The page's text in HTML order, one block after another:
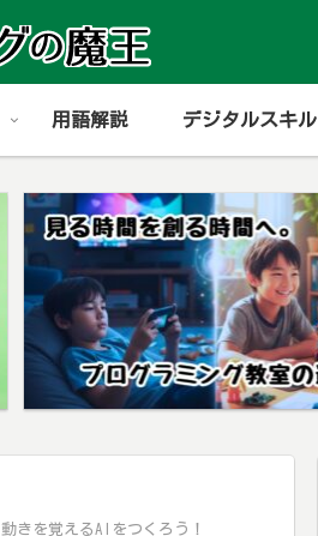
用語解説 デジタルスキル
動きを覚えるAIをつくろう！